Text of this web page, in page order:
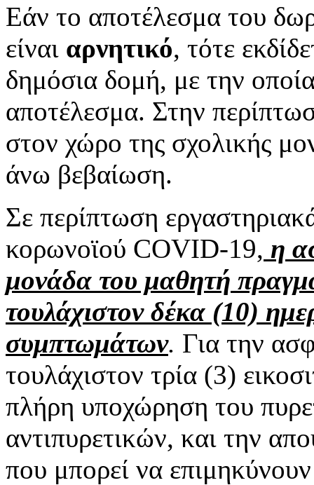
Εάν το αποτέλεσμα του
είναι αρνητικό, τότε
δημόσια δομή, με την
αποτέλεσμα. Στην
στον χώρο της σχολικής
άνω βεβαίωση.
Σε περίπτωση
κορωνοϊού COVID-19, η
μονάδα του μαθητή
τουλάχιστον δέκα (10)
συμπτωμάτων. Για την
τουλάχιστον τρία (3)
πλήρη υποχώρηση του
αντιπυρετικών, και την
που μπορεί να